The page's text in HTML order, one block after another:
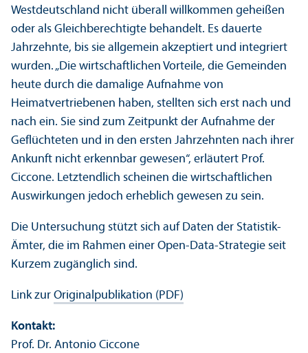
Westdeutschland nicht überall willkommen geheißen
oder als Gleich­berechtigte behandelt. Es dauerte
Jahrzehnte, bis sie allgemein akzeptiert und integriert
wurden. „Die wirtschaft­lichen Vorteile, die Gemeinden
heute durch die damalige Aufnahme von
Heimatvertriebenen haben, stellten sich erst nach und
nach ein. Sie sind zum Zeitpunkt der Aufnahme der
Geflüchteten und in den ersten Jahrzehnten nach ihrer
Ankunft nicht erkennbar gewesen“, erläutert Prof.
Ciccone. Letztendlich scheinen die wirtschaft­lichen
Aus­wirkungen jedoch erheblich gewesen zu sein.
Die Unter­suchung stützt sich auf Daten der Statistik-
Ämter, die im Rahmen einer Open-Data-Strategie seit
Kurzem zugänglich sind.
Link zur Originalpublikation (PDF)
Kontakt:
Prof. Dr. Antonio Ciccone